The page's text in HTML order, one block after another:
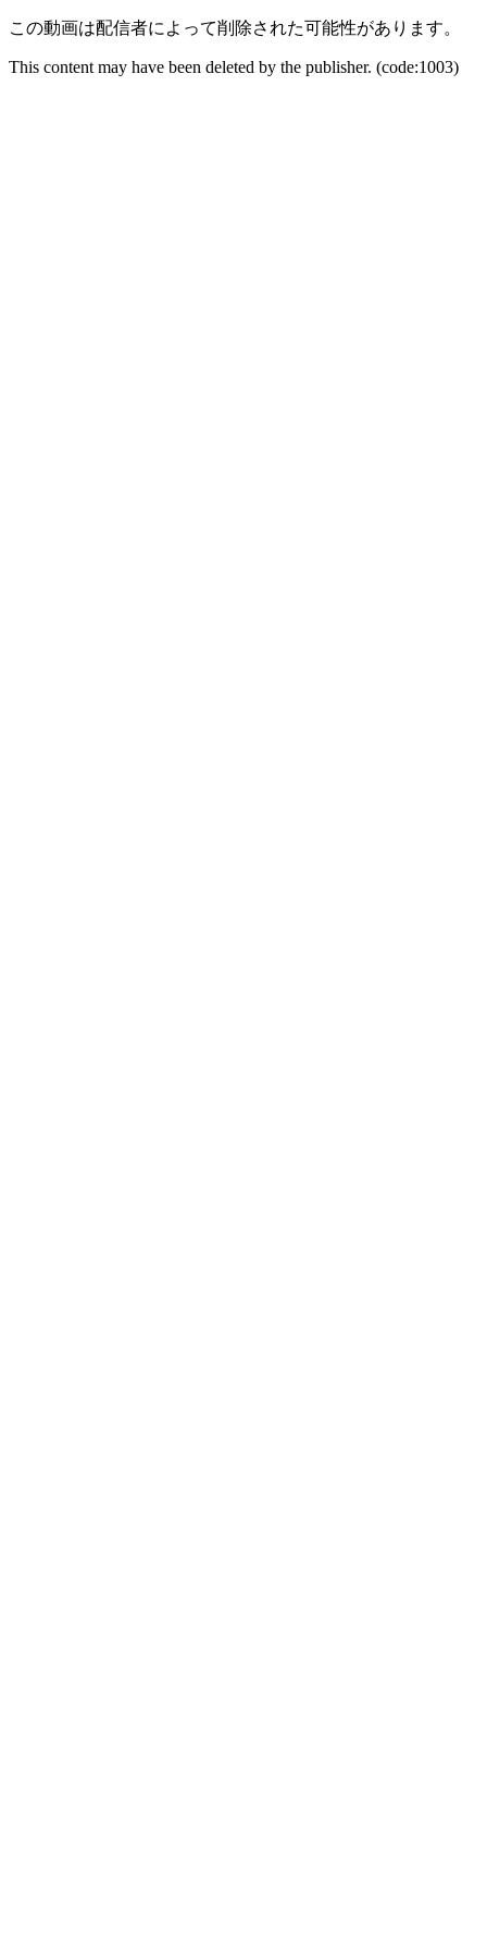
この動画は配信者によって削除された可能性があります。
This content may have been deleted by the publisher. (code:1003)